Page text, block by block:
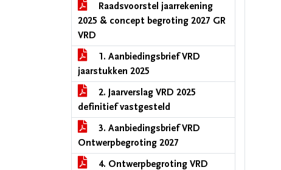
Raadsvoorstel jaarrekening
2025 & concept begroting 2027 GR
VRD
1. Aanbiedingsbrief VRD
jaarstukken 2025
2. Jaarverslag VRD 2025
definitief vastgesteld
3. Aanbiedingsbrief VRD
Ontwerpbegroting 2027
4. Ontwerpbegroting VRD